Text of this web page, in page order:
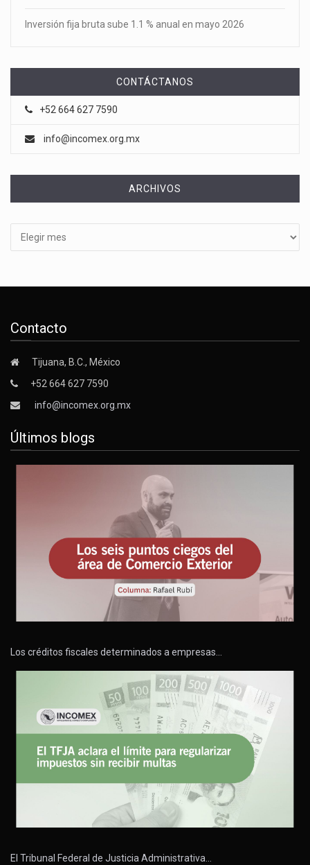
Inversión fija bruta sube 1.1 % anual en mayo 2026
CONTÁCTANOS
+52 664 627 7590
info@incomex.org.mx
ARCHIVOS
Contacto
Tijuana, B.C., México
+52 664 627 7590
info@incomex.org.mx
Últimos blogs
Los créditos fiscales determinados a empresas…
El Tribunal Federal de Justicia Administrativa…